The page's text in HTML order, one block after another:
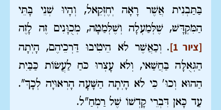
בַּתַּבְנִית אֲשֶׁר רָאָה יְחֶזְקֵאל, וְהָיוּ שְׁנֵי בָּתֵּי
הַמִּקְדָּשׁ, שֶׁלְּמַעְלָה וְשֶׁלְּמַטָּה, מְכֻוָּנִים זֶה לָזֶה
[ציור 1] . וְכַאֲשֶׁר לֹא הֵיטִיבוּ דַּרְכֵיהֶם, הָיְתָה
הַגְּאֻלָּה בַּחֲשַׁאי, וְלֹא עָצְרוּ כֹּחַ לַעֲשׂוֹת כַּבַּיִת
הַהוּא וְכוּ' כִּי לֹא הָיְתָה הַשָּׁעָה הָרְאוּיָה לְכָךְ".
עַד כָּאן דִּבְרֵי קָדְשׁוֹ שֶׁל רַמְחַ"ל.